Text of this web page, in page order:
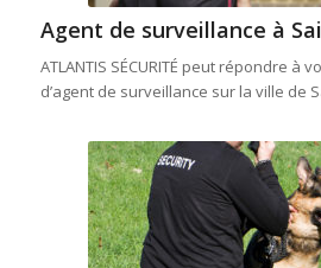
Agent de surveillance à
ATLANTIS SÉCURITÉ peut répondre à
d’agent de surveillance sur la ville de